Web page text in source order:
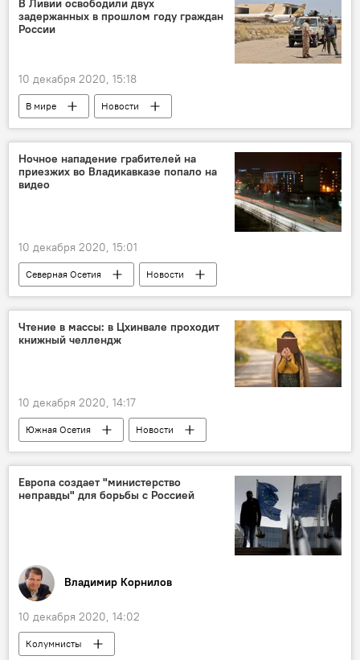
В Ливии освободили двух
задержанных в прошлом году граждан
России
10 декабря 2020, 15:18
В мире Новости
Ночное нападение грабителей на
приезжих во Владикавказе попало на
видео
10 декабря 2020, 15:01
Северная Осетия Новости
Чтение в массы: в Цхинвале проходит
книжный челлендж
10 декабря 2020, 14:17
Южная Осетия
Новости
Репортажи
Европа создает "министерство
неправды" для борьбы с Россией
Владимир Корнилов
10 декабря 2020, 14:02
Колумнисты